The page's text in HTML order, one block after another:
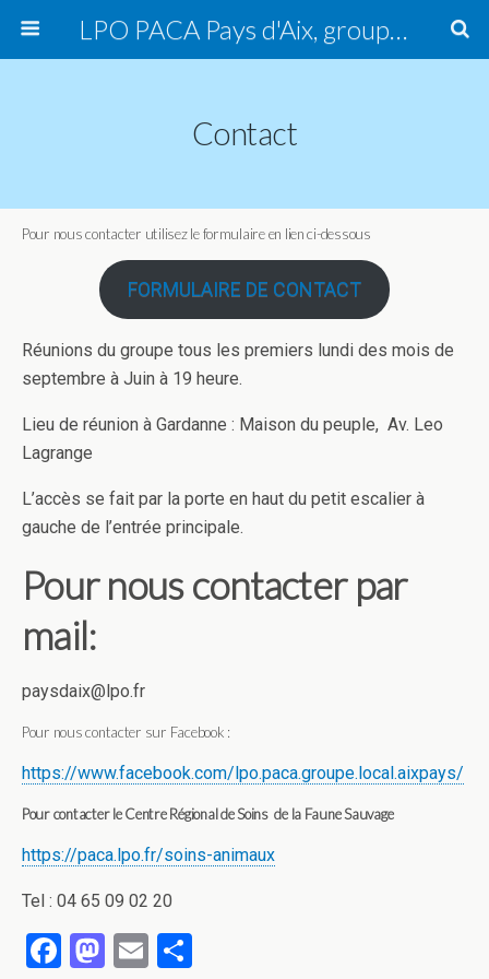
LPO PACA Pays d'Aix, groupe local
Contact
Pour nous contacter utilisez le formulaire en lien ci-dessous
FORMULAIRE DE CONTACT
Réunions du groupe tous les premiers lundi des mois de
septembre à Juin à 19 heure.
Lieu de réunion à Gardanne : Maison du peuple, Av. Leo
Lagrange
L’accès se fait par la porte en haut du petit escalier à
gauche de l’entrée principale.
Pour nous contacter par
mail:
paysdaix@lpo.fr
Pour nous contacter sur Facebook :
https://www.facebook.com/lpo.paca.groupe.local.aixpays/
Pour contacter le Centre Régional de Soins de la Faune Sauvage
https://paca.lpo.fr/soins-animaux
Tel : 04 65 09 02 20
F
M E